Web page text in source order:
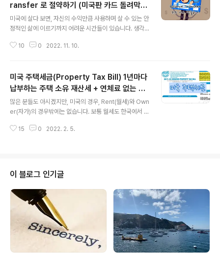
다. 이번 실험(?)은 다음과 같이 진행했습니다. 캐나다 달러
총 $600 달러를 둘로 나눠서, 각각 $300(CAD) 달러를
미국 달러(USD)로 환전하면 얼마가 되는지 2곳의 은행에
인 통장 계정이 있는 Bank of America에 갔습니다. 여
ransfer 로 절약하기 (미국판 카드 돌려막
기?)
미국에 살다 보면, 자신의 수익만큼 사용하며 살 수 있는 안
정적인 삶에 이르기까지 어려운 시간들이 있습니다. 생각
죠. 개인적으로 한국에서 한 번도 가져보지 못한 카드 빚(d
니다. 미국의 신용 카드 서비스인 Balance Transfer를
알기 전까지는요. Credit Card Balance Transfer란?
미국의 신용 카드에는 카드 발급 시, 기존에 카드의 원금
(빚)을 새로운 카드에 이체하는 개념이죠. 한국에는 없는 B
alance Transfer라는 개념이기에 Balance Transfer
신청에 너무도 조심스러울 수 ..
10 0 2022. 11. 10.
미국 주택세금(Property Tax Bill) 1년마다
납부하는 주택 소유 재산세 + 연체료 없는 납
부 마감일
많은 분들도 아시겠지만, 미국의 경우, Rent(월세)와 Own
er(자가)의 경우밖에는 없습니다. 보통 월세도 한국에서 생
살 수 있습니다. (2022년 2월 얼바인 지역 기준) Rent H
봉, 크레딧 점수에 따라 계약 조건이 일반 주택보다 어려울
수 있습니다. 그리고, 보통 오래된 얼바인 아파트의 경우,
공동 세탁실로 운영되는 경우가 있으니 그 부분도 불편할
수 있습니다. (여기서, Baths 2.5의 의미는? Baths 2개는
샤워실이 함께 있는 화장실을 의미..
15 0 2022. 2. 5.
이 블로그 인기글